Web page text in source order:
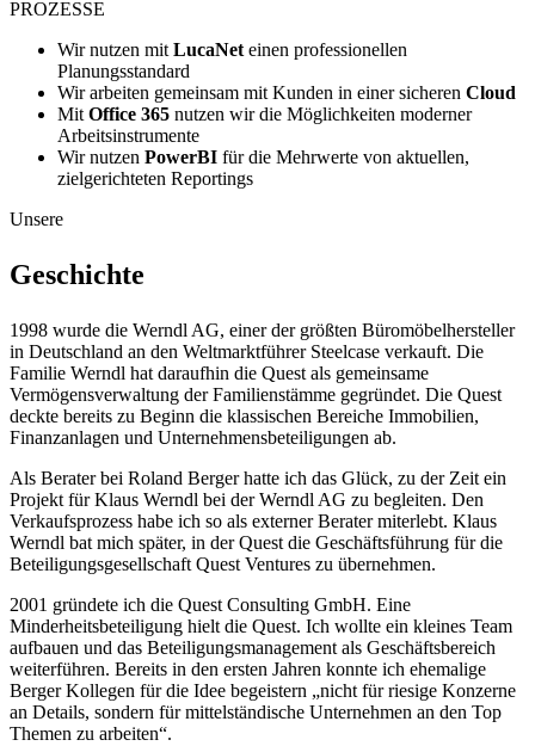
PROZESSE
Wir nutzen mit LucaNet einen professionellen
Planungsstandard
Wir arbeiten gemeinsam mit Kunden in einer sicheren Cloud
Mit Office 365 nutzen wir die Möglichkeiten moderner
Arbeitsinstrumente
Wir nutzen PowerBI für die Mehrwerte von aktuellen,
zielgerichteten Reportings
Unsere
Geschichte
1998 wurde die Werndl AG, einer der größten Büromöbelhersteller
in Deutschland an den Weltmarktführer Steelcase verkauft. Die
Familie Werndl hat daraufhin die Quest als gemeinsame
Vermögensverwaltung der Familienstämme gegründet. Die Quest
deckte bereits zu Beginn die klassischen Bereiche Immobilien,
Finanzanlagen und Unternehmensbeteiligungen ab.
Als Berater bei Roland Berger hatte ich das Glück, zu der Zeit ein
Projekt für Klaus Werndl bei der Werndl AG zu begleiten. Den
Verkaufsprozess habe ich so als externer Berater miterlebt. Klaus
Werndl bat mich später, in der Quest die Geschäftsführung für die
Beteiligungsgesellschaft Quest Ventures zu übernehmen.
2001 gründete ich die Quest Consulting GmbH. Eine
Minderheitsbeteiligung hielt die Quest. Ich wollte ein kleines Team
aufbauen und das Beteiligungsmanagement als Geschäftsbereich
weiterführen. Bereits in den ersten Jahren konnte ich ehemalige
Berger Kollegen für die Idee begeistern „nicht für riesige Konzerne
an Details, sondern für mittelständische Unternehmen an den Top
Themen zu arbeiten“.